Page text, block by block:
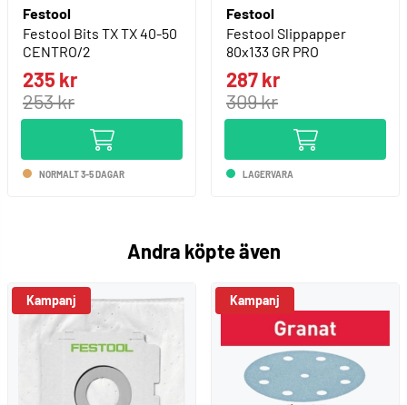
Festool
Festool Bits TX TX 40-50
CENTRO/2
235 kr
253 kr
NORMALT 3-5 DAGAR
Festool
Festool Slippapper
80x133 GR PRO
287 kr
309 kr
LAGERVARA
Andra köpte även
Kampanj Kampanj